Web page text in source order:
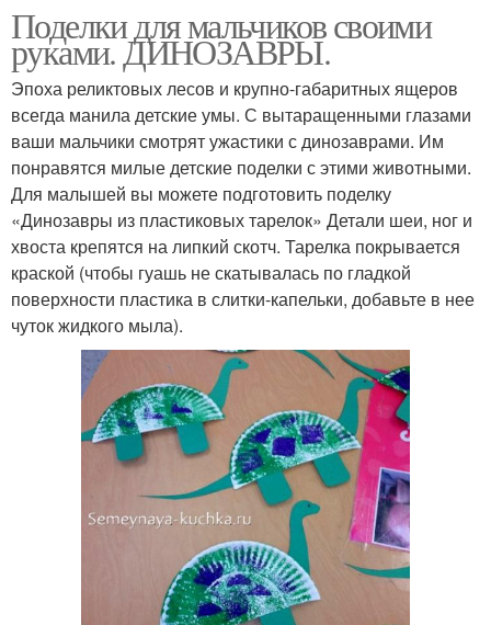
Поделки для мальчиков своими
руками. ДИНОЗАВРЫ.
Эпоха реликтовых лесов и крупно-габаритных ящеров
всегда манила детские умы. С вытаращенными глазами
ваши мальчики смотрят ужастики с динозаврами. Им
понравятся милые детские поделки с этими животными.
Для малышей вы можете подготовить поделку
«Динозавры из пластиковых тарелок» Детали шеи, ног и
хвоста крепятся на липкий скотч. Тарелка покрывается
краской (чтобы гуашь не скатывалась по гладкой
поверхности пластика в слитки-капельки, добавьте в нее
чуток жидкого мыла).